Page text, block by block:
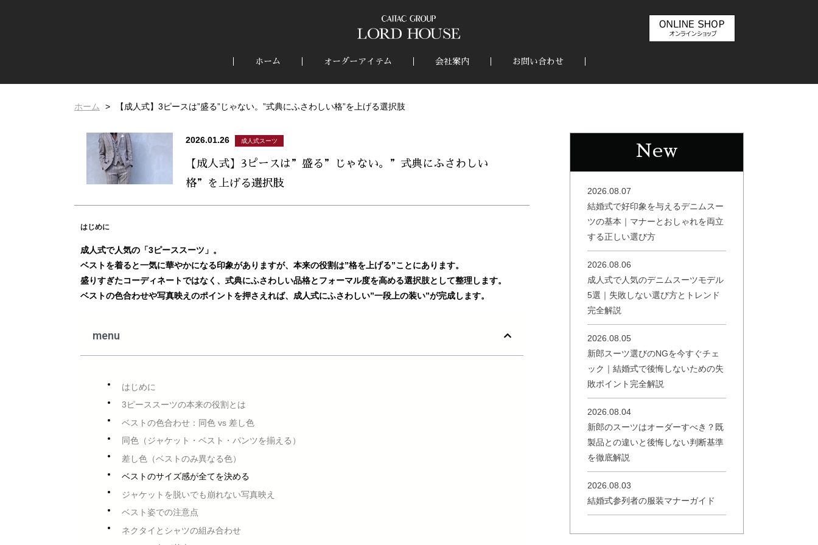
ホーム オーダーアイテム 会社案内 お問い合わせ
ホーム 【成人式】3ピースは”盛る”じゃない。”式典にふさわしい格”を上げる選択肢
2026.01.26 成人式スーツ
【成人式】3ピースは”盛る”じゃない。”式典にふさわしい
格”を上げる選択肢
はじめに
成人式で人気の「3ピーススーツ」。
ベストを着ると一気に華やかになる印象がありますが、本来の役割は”格を上げる”ことにあります。
盛りすぎたコーディネートではなく、式典にふさわしい品格とフォーマル度を高める選択肢として整理します。
ベストの色合わせや写真映えのポイントを押さえれば、成人式にふさわしい”一段上の装い”が完成します。
menu
はじめに
3ピーススーツの本来の役割とは
ベストの色合わせ：同色 vs 差し色
同色（ジャケット・ベスト・パンツを揃える）
差し色（ベストのみ異なる色）
ベストのサイズ感が全てを決める
ジャケットを脱いでも崩れない写真映え
ベスト姿での注意点
ネクタイとシャツの組み合わせ
New
2026.08.07
結婚式で好印象を与えるデニムスー
ツの基本｜マナーとおしゃれを両立
する正しい選び方
2026.08.06
成人式で人気のデニムスーツモデル
5選｜失敗しない選び方とトレンド
完全解説
2026.08.05
新郎スーツ選びのNGを今すぐチェ
ック｜結婚式で後悔しないための失
敗ポイント完全解説
2026.08.04
新郎のスーツはオーダーすべき？既
製品との違いと後悔しない判断基準
を徹底解説
2026.08.03
結婚式参列者の服装マナーガイド